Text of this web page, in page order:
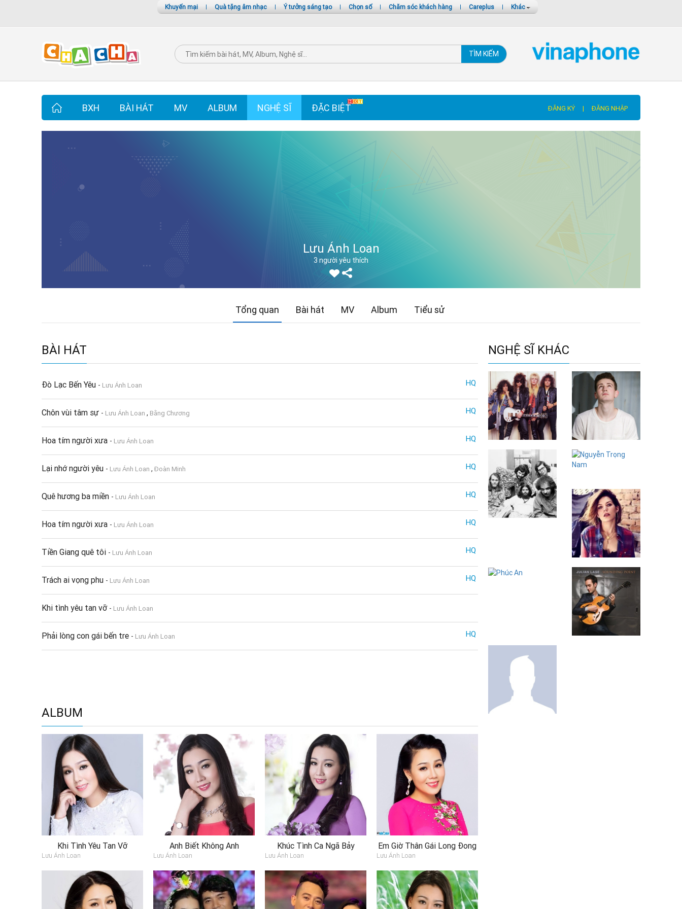
Khuyến mại | Quà tặng âm nhạc | Ý tưởng sáng tạo | Chọn số | Chăm sóc khách hàng | Careplus | Khác
TÌM KIẾM
BXH BÀI HÁT MV ALBUM NGHỆ SĨ ĐẶC BIỆT ĐĂNG KÝ | ĐĂNG NHẬP
Lưu Ánh Loan
3 người yêu thích
Tổng quan Bài hát MV Album Tiểu sử
BÀI HÁT
Đò Lạc Bến Yêu - Lưu Ánh Loan HQ
Chôn vùi tâm sự - Lưu Ánh Loan , Bằng Chương HQ
Hoa tím người xưa - Lưu Ánh Loan HQ
Lại nhớ người yêu - Lưu Ánh Loan , Đoàn Minh HQ
Quê hương ba miền - Lưu Ánh Loan HQ
Hoa tím người xưa - Lưu Ánh Loan HQ
Tiền Giang quê tôi - Lưu Ánh Loan HQ
Trách ai vọng phu - Lưu Ánh Loan HQ
Khi tình yêu tan vỡ - Lưu Ánh Loan
Phải lòng con gái bến tre - Lưu Ánh Loan HQ
ALBUM
Khi Tình Yêu Tan Vỡ
Lưu Ánh Loan
Anh Biết Không Anh
Lưu Ánh Loan
Khúc Tình Ca Ngã Bảy
Lưu Ánh Loan
Em Giờ Thân Gái Long Đong
Lưu Ánh Loan
NGHỆ SĨ KHÁC